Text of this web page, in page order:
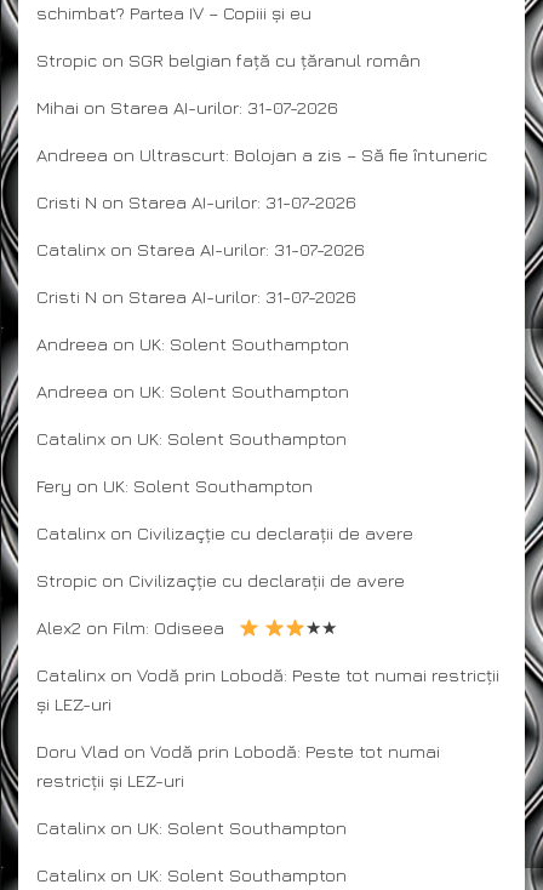
schimbat? Partea IV – Copiii și eu
Stropic on SGR belgian față cu țăranul român
Mihai on Starea AI-urilor: 31-07-2026
Andreea on Ultrascurt: Bolojan a zis – Să fie întuneric
Cristi N on Starea AI-urilor: 31-07-2026
Catalinx on Starea AI-urilor: 31-07-2026
Cristi N on Starea AI-urilor: 31-07-2026
Andreea on UK: Solent Southampton
Andreea on UK: Solent Southampton
Catalinx on UK: Solent Southampton
Fery on UK: Solent Southampton
Catalinx on Civilizaçție cu declarații de avere
Stropic on Civilizaçție cu declarații de avere
Alex2 on Film: Odiseea ★★
Catalinx on Vodă prin Lobodă: Peste tot numai restricții
și LEZ-uri
Doru Vlad on Vodă prin Lobodă: Peste tot numai
restricții și LEZ-uri
Catalinx on UK: Solent Southampton
Catalinx on UK: Solent Southampton